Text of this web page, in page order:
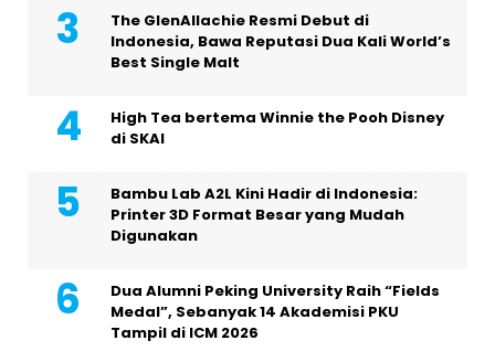
The GlenAllachie Resmi Debut di
Indonesia, Bawa Reputasi Dua Kali World’s
Best Single Malt
High Tea bertema Winnie the Pooh Disney
di SKAI
Bambu Lab A2L Kini Hadir di Indonesia:
Printer 3D Format Besar yang Mudah
Digunakan
Dua Alumni Peking University Raih “Fields
Medal”, Sebanyak 14 Akademisi PKU
Tampil di ICM 2026